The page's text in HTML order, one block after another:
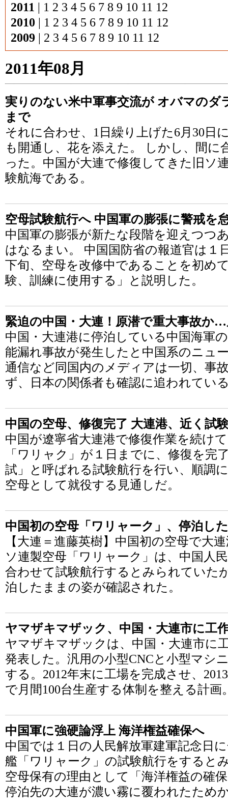
2011 | 1 2 3 4 5 6 7 8 9 10 11 12
2010 | 1 2 3 4 5 6 7 8 9 10 11 12
2009 | 2 3 4 5 6 7 8 9 10 11 12
2011年08月
実りのない米中軍事交流が オバマのダ
まで
それに合わせ、1日繰り上げた6月30日
も開通し、花を添えた。 しかし、間
った。中国が大連で修復してきた旧ソ
験航海である。
空母試験航行へ 中国軍の膨張に警戒を
中国軍の膨張が新たな段階を迎えつつ
はなるまい。 中国国防省の報道官は１
下旬、空母を改修中であることを初め
験、訓練に使用する」と説明した。
緊迫の中国・大連！原潜で重大事故か
中国・大連港に停泊している中国海軍
能漏れ事故が発生したと中国系のニュ
通信など同国内のメディアは一切、事
ず、日本の関係者も確認に追われてい
中国の空母、修復完了 大連港、近く試
中国が遼寧省大連港で修復作業を続け
「ワリャク」が１日までに、修復を完
試」と呼ばれる試験航行を行い、順調
空母として就役する見通しだ。
中国初の空母「ワリャーク」、停泊し
【大連＝進藤英樹】中国初の空母で大
ソ連製空母「ワリャーク」は、中国人
合わせて試験航行するとみられていた
泊したままの姿が確認された。
ヤマザキマザック、中国・大連市に工
ヤマザキマザックは、中国・大連市に
発表した。汎用の小型CNCと小型マシ
する。2012年末に工場を完成させ、
で月間100台生産する体制を整える計画
中国軍に強硬論浮上 海洋権益確保へ
中国では１日の人民解放軍建軍記念日
艦「ワリャーク」の試験航行をすると
空母保有の理由として「海洋権益の確
停泊先の大連が濃い霧に覆われたため